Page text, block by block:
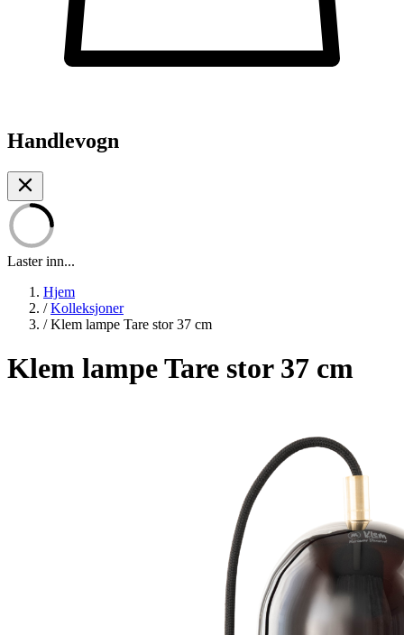
Handlevogn
Laster inn...
Hjem
/ Kolleksjoner
/ Klem lampe Tare stor 37 cm
Klem lampe Tare stor 37 cm